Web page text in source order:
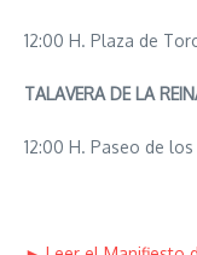
12:00 H. Plaza de
TALAVERA DE LA
12:00 H. Paseo de